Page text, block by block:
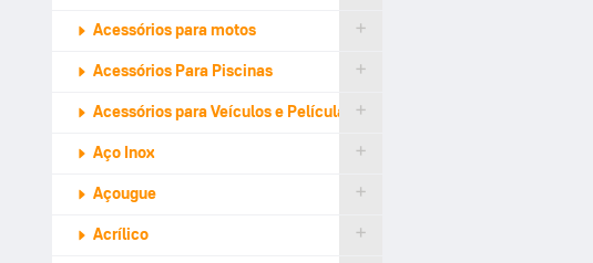
Acessórios para motos
Acessórios Para Piscinas
Acessórios para Veículos e Películas de Proteção
Aço Inox
Açougue
Acrílico